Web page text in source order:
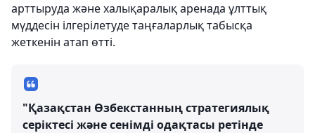
арттыруда және халықаралық аренада ұлттық
мүддесін ілгерілетуде таңғаларлық табысқа
жеткенін атап өтті.
"Қазақстан Өзбекстанның стратегиялық
серіктесі және сенімді одақтасы ретінде